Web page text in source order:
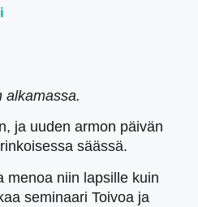
alkamassa.
ja uuden armon päivän
säässä.
menoa niin lapsille kuin
seminaari Toivoa ja